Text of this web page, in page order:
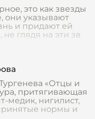
это как звезды
они указывают
и придают ей
глядя на эти зв
«Отцы и
притягивающая
медик, нигилист,
нормы и